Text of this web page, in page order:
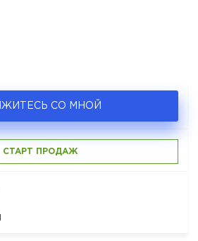
СО МНОЙ
СТАРТ ПРОДАЖ